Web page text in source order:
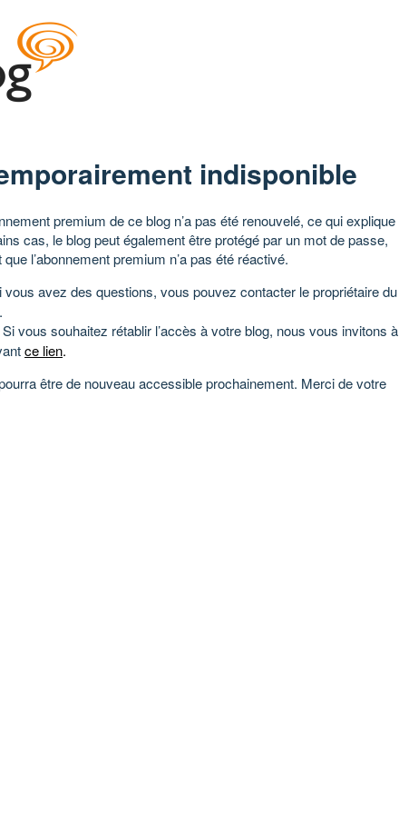
indisponible
premium de ce blog n’a pas été renouvelé, ce qui explique
cas, le blog peut également être protégé par un mot de passe,
l’abonnement premium n’a pas été réactivé.
vous avez des questions, vous pouvez contacter le propriétaire du
.
Si vous souhaitez rétablir l’accès à votre blog, nous vous invitons à
ce lien.
être de nouveau accessible prochainement. Merci de votre